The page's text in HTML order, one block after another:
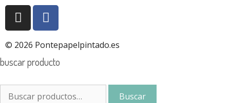
© 2026 Pontepapelpintado.es
buscar producto
Buscar